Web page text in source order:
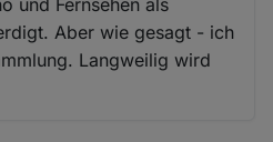
Aber wie gesagt - ich
Langweilig wird